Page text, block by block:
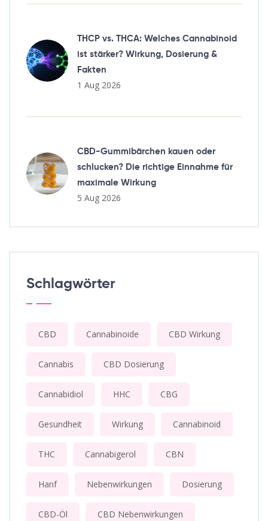
THCP vs. THCA: Welches Cannabinoid
ist stärker? Wirkung, Dosierung &
Fakten
1 Aug 2026
CBD-Gummibärchen kauen oder
schlucken? Die richtige Einnahme für
maximale Wirkung
5 Aug 2026
Schlagwörter
CBD Cannabinoide CBD Wirkung
Cannabis CBD Dosierung
Cannabidiol HHC CBG
Gesundheit Wirkung Cannabinoid
THC Cannabigerol CBN
Hanf Nebenwirkungen Dosierung
CBD-Öl CBD Nebenwirkungen